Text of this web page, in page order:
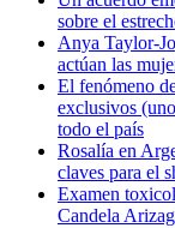
sobre el
Anya Taylor-
actúan las
El fenómeno
exclusivos
todo el país
Rosalía en
claves para el
Examen
Candela